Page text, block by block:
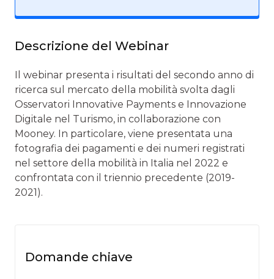
Descrizione del Webinar
Il webinar presenta i risultati del secondo anno di
ricerca sul mercato della mobilità svolta dagli
Osservatori Innovative Payments e Innovazione
Digitale nel Turismo, in collaborazione con
Mooney. In particolare, viene presentata una
fotografia dei pagamenti e dei numeri registrati
nel settore della mobilità in Italia nel 2022 e
confrontata con il triennio precedente (2019-
2021).
Domande chiave